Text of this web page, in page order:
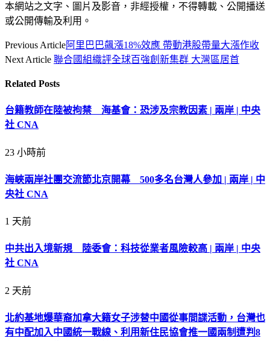
本網站之文字、圖片及影音，非經授權，不得轉載、公開播送
或公開傳輸及利用。
Previous Article阿里巴巴飆漲18%效應 帶動港股帶量大漲作收
Next Article 聯合國組織評全球百強創新集群 大灣區居首
Related Posts
台籍教師在陸被拘禁 海基會：恐涉及宗教因素 | 兩岸 | 中央
社 CNA
23 小時前
海峽兩岸社團交流節北京開幕 500多名台灣人參加 | 兩岸 | 中
央社 CNA
1 天前
中共出入境新規 陸委會：科技從業者風險較高 | 兩岸 | 中央
社 CNA
2 天前
北約基地爆華裔加拿大籍女子涉替中國從事間諜活動，台灣也
有中配加入中國統一戰線、利用新住民協會推一國兩制遭判8